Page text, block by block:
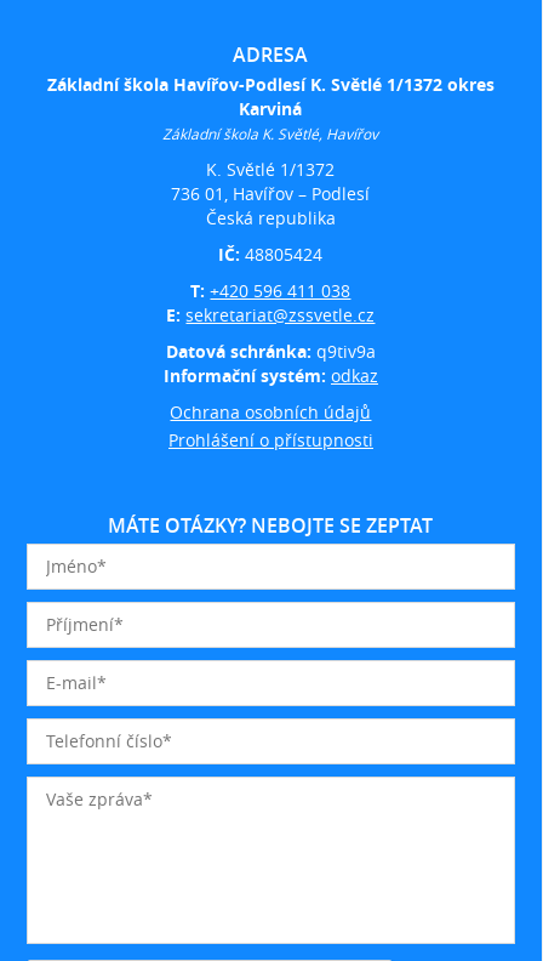
ADRESA
Základní škola Havířov-Podlesí K. Světlé 1/1372 okres
Karviná
Základní škola K. Světlé, Havířov
K. Světlé 1/1372
736 01, Havířov – Podlesí
Česká republika
IČ:48805424
T:+420 596 411 038
E:sekretariat@zssvetle.cz
Datová schránka: q9tiv9a
Informační systém: odkaz
Ochrana osobních údajů
Prohlášení o přístupnosti
MÁTE OTÁZKY? NEBOJTE SE ZEPTAT